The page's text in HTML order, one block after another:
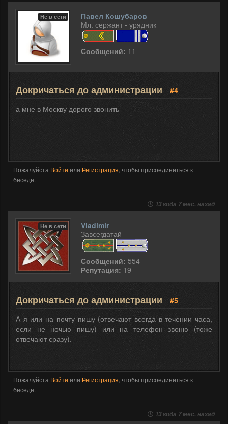
Не в сети
Павел Кошубаров
Мл. сержант - урядник
Сообщений: 11
Докричаться до администрации
#4
а мне в Москву дорого звонить
Пожалуйста Войти или Регистрация, чтобы присоединиться к
беседе.
13 года 7 мес. назад
Не в сети
Vladimir
Завсегдатай
Сообщений: 554
Репутация: 19
Докричаться до администрации
#5
А я или на почту пишу (отвечают всегда в течении часа,
если не ночью пишу) или на телефон звоню (тоже
отвечают сразу).
Пожалуйста Войти или Регистрация, чтобы присоединиться к
беседе.
13 года 7 мес. назад